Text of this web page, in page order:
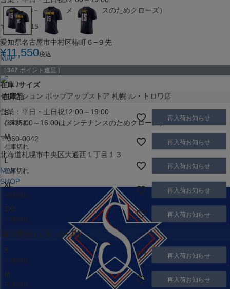
（※15:00～16:00はメンテナンスのためクローズ）
〒453-0015
愛知県名古屋市中村区椿町６−９先
MAP
SHOP
セレクション ポップアップストア 札幌 ル・トロワ店
営業：平日・土日祝12:00～19:00
（※15:00～16:00はメンテナンスのためクローズ）
〒060-0042
北海道札幌市中央区大通西１丁目１３
MAP
SHOP
¥11,550税込
[ 347 ポイント進呈 ]
在庫 サイズ
在庫品
S
在庫切れ
再入荷お知らせ
M
在庫切れ
再入荷お知らせ
L
在庫切れ
再入荷お知らせ
XL
在庫切れ
再入荷お知らせ
2XL
在庫切れ
再入荷お知らせ
取り寄せ(1ヶ月～2ヶ月)
S
在庫切れ
再入荷お知らせ
M
在庫切れ
再入荷お知らせ